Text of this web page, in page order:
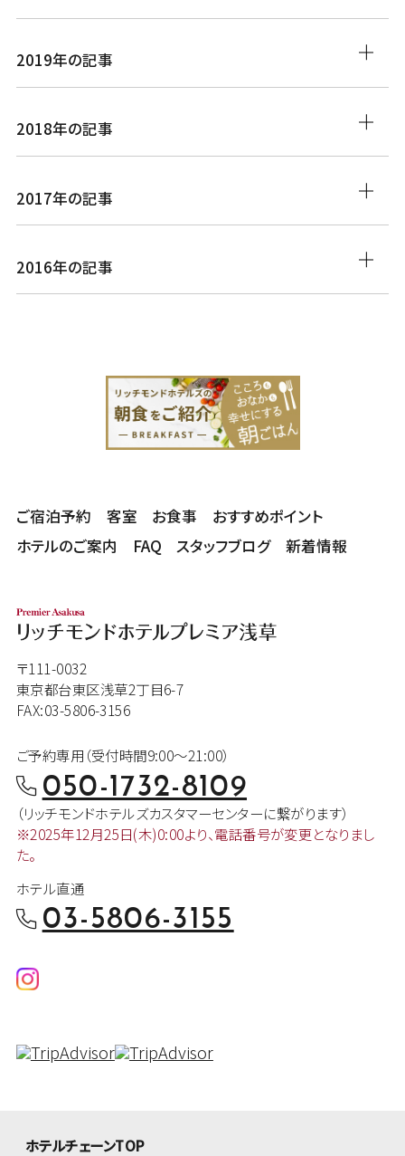
2019年の記事
2018年の記事
2017年の記事
2016年の記事
ご宿泊予約 客室 お食事
おすすめポイント
ホテルのご案内
FAQ スタッフブログ 新着情報
〒111-0032
東京都台東区浅草2丁目6-7
FAX:03-5806-3156
ご予約専用（受付時間9:00～21:00）
050-1732-8109
（リッチモンドホテルズカスタマーセンターに繋がります）
※2025年12月25日(木)0:00より、電話番号が変更となりまし
た。
ホテル直通
03-5806-3155
ホテルチェーンTOP